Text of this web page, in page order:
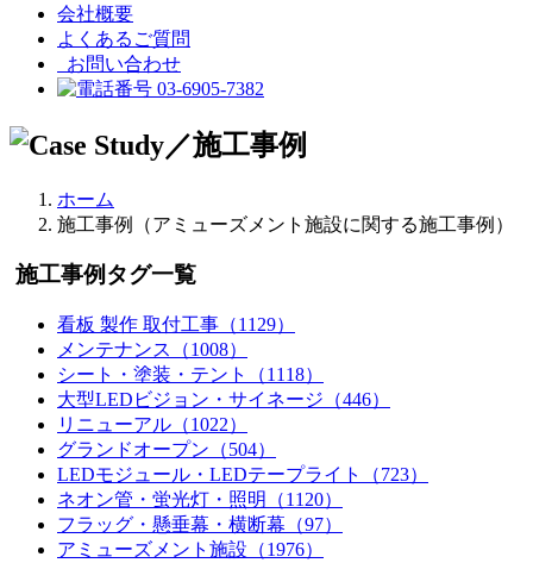
会社概要
よくあるご質問
お問い合わせ
03-6905-7382
ホーム
施工事例（アミューズメント施設に関する施工事例）
施工事例タグ一覧
看板 製作 取付工事（1129）
メンテナンス（1008）
シート・塗装・テント（1118）
大型LEDビジョン・サイネージ（446）
リニューアル（1022）
グランドオープン（504）
LEDモジュール・LEDテープライト（723）
ネオン管・蛍光灯・照明（1120）
フラッグ・懸垂幕・横断幕（97）
アミューズメント施設（1976）